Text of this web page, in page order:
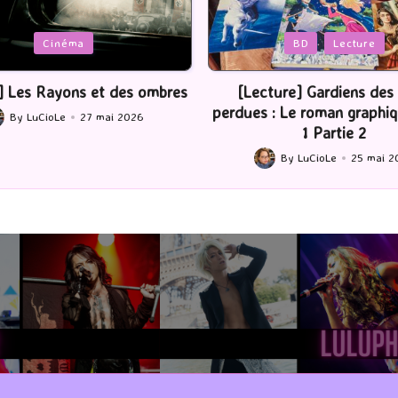
BD Lecture
Gardiens des cités
: Le roman graphique Tome
Posted
in
Serie Tv USA
[Série TV] The Madison :
by
By LuCioLe 22 mai